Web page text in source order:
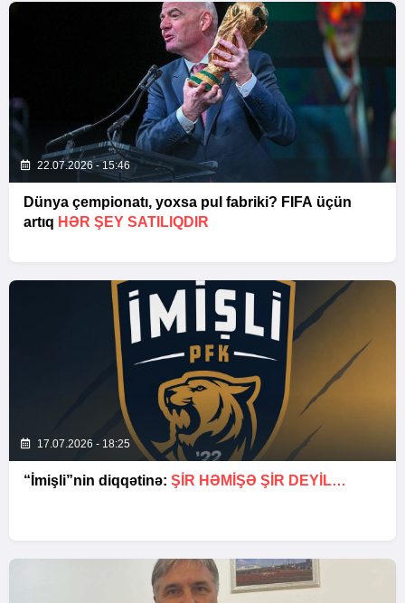
22.07.2026 - 15:46
Dünya çempionatı, yoxsa pul fabriki? FIFA üçün
artıq HƏR ŞEY SATILIQDIR
17.07.2026 - 18:25
“İmişli”nin diqqətinə: ŞIR HƏMIŞƏ ŞIR DEYIL…